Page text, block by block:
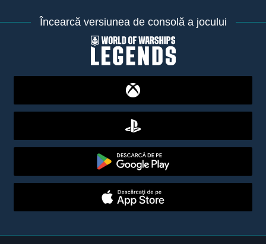
Încearcă versiunea de consolă a jocului